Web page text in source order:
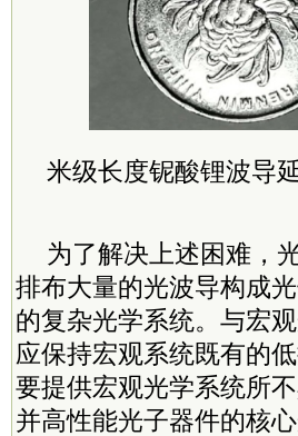
米级长度铌酸锂波导
为了解决上述困难，
排布大量的光波导构成
的复杂光学系统。与宏
应保持宏观系统既有的
要提供宏观光学系统所
并高性能光子器件的核